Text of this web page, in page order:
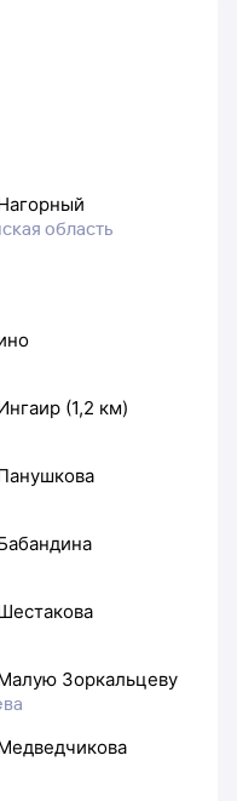
область
(1,2 км)
Зоркальцеву